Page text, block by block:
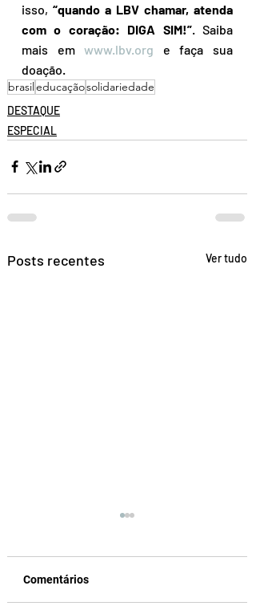
isso, “quando a LBV chamar, atenda
com o coração: DIGA SIM!”. Saiba
mais em www.lbv.org e faça sua
doação.
brasileducaçãosolidariedade
DESTAQUE
ESPECIAL
Posts recentes Ver tudo
Comentários